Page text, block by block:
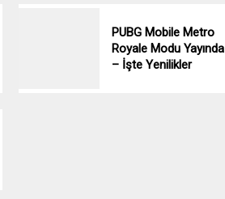
PUBG Mobile Metro
Royale Modu Yayında
– İşte Yenilikler